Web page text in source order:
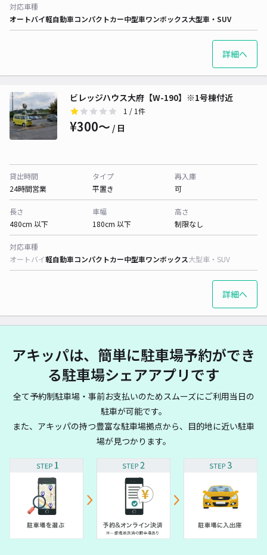
対応車種
オートバイ軽自動車コンパクトカー中型車ワンボックス大型車・SUV
詳細へ
ビレッジハウス大府【W-190】※1号棟付近
1 / 1件
¥300〜 / 日
貸出時間
24時間営業
タイプ
平置き
再入庫
可
長さ
480cm 以下
車幅
180cm 以下
高さ
制限なし
対応車種
オートバイ軽自動車コンパクトカー中型車ワンボックス大型車・SUV
詳細へ
アキッパは、簡単に駐車場予約ができ
る駐車場シェアアプリです
全て予約制駐車場・事前お支払いのためスムーズにご利用当日の
駐車が可能です。
また、アキッパの持つ豊富な駐車場拠点から、目的地に近い駐車
場が見つかります。